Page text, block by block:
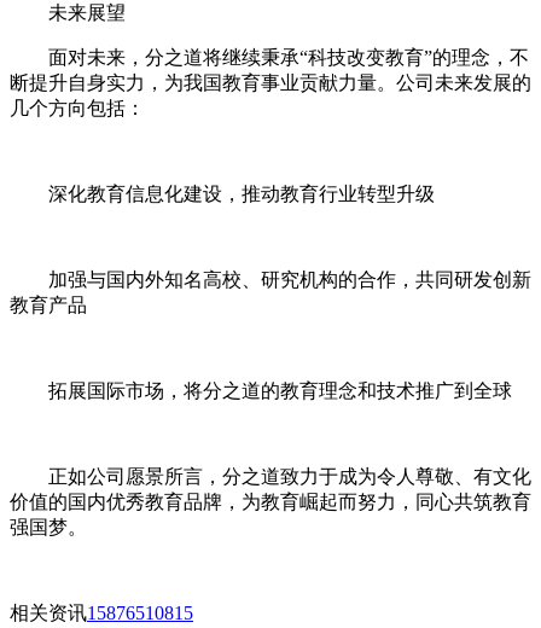
未来展望
面对未来，分之道将继续秉承“科技改变教育”的理念，不
断提升自身实力，为我国教育事业贡献力量。公司未来发展的
几个方向包括：
深化教育信息化建设，推动教育行业转型升级
加强与国内外知名高校、研究机构的合作，共同研发创新
教育产品
拓展国际市场，将分之道的教育理念和技术推广到全球
正如公司愿景所言，分之道致力于成为令人尊敬、有文化
价值的国内优秀教育品牌，为教育崛起而努力，同心共筑教育
强国梦。
相关资讯15876510815